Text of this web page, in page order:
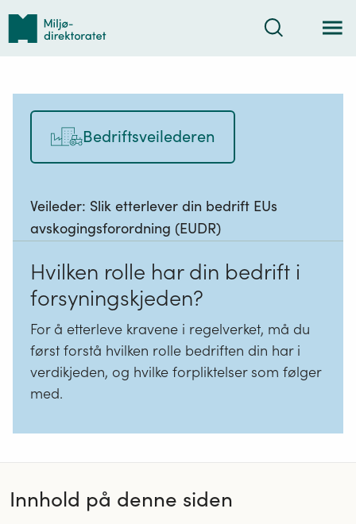
Tilbake
forsiden
Søk
Bedriftsveilederen
Veileder: Slik etterlever din bedrift EUs
avskogingsforordning (EUDR)
Hvilken rolle har din bedrift i
forsyningskjeden?
For å etterleve kravene i regelverket, må du
først forstå hvilken rolle bedriften din har i
verdikjeden, og hvilke forpliktelser som følger
med.
Innhold på denne siden